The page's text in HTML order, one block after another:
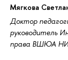
Мягкова
Доктор
руководитель
права ВШЮА